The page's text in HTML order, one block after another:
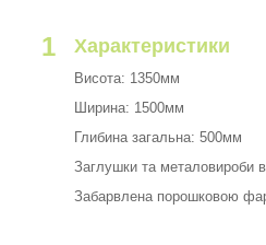
1 Характеристики
Висота: 1350мм
Ширина: 1500мм
Глибина загальна: 500мм
Заглушки та металовироби в
Забарвлена порошковою